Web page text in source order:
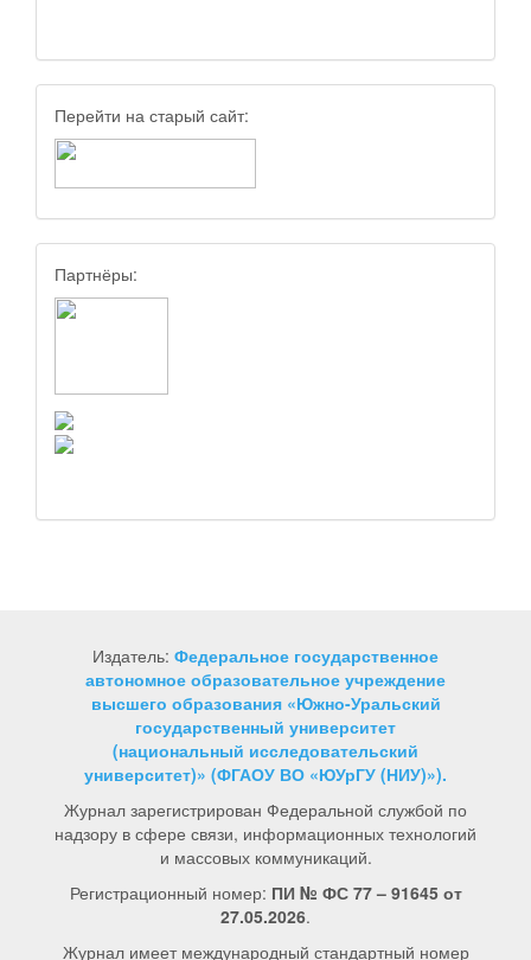
Перейти на старый сайт:
Партнёры:
Издатель: Федеральное государственное
автономное образовательное учреждение
высшего образования «Южно-Уральский
государственный университет
(национальный исследовательский
университет)» (ФГАОУ ВО «ЮУрГУ (НИУ)»).
Журнал зарегистрирован Федеральной службой по
надзору в сфере связи, информационных технологий
и массовых коммуникаций.
Регистрационный номер: ПИ № ФС 77 – 91645 от
27.05.2026.
Журнал имеет международный стандартный номер